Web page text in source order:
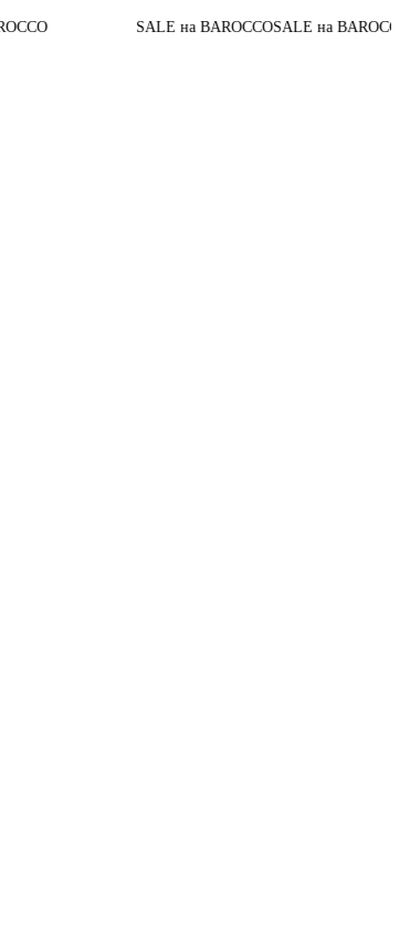
SALE на BAROCCOSALE на BAROCCOДо конца